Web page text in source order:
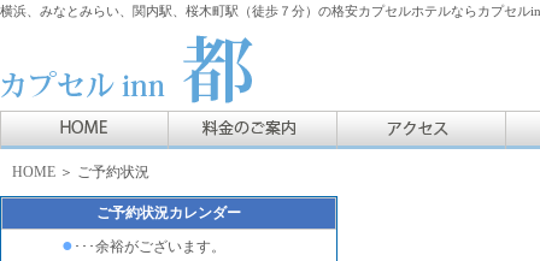
横浜、みなとみらい、関内駅、桜木町駅（徒歩７分）の格安カプセルホテルならカプセル
HOME ＞ ご予約状況
ご予約状況カレンダー
● ･･･余裕がございます。